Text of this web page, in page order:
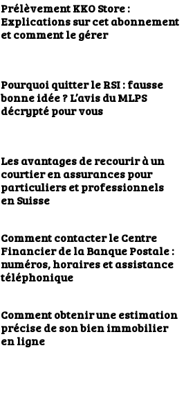
Prélèvement KKO Store :
Explications sur cet abonnement
et comment le gérer
Pourquoi quitter le RSI : fausse
bonne idée ? L’avis du MLPS
décrypté pour vous
Les avantages de recourir à un
courtier en assurances pour
particuliers et professionnels
en Suisse
Comment contacter le Centre
Financier de la Banque Postale :
numéros, horaires et assistance
téléphonique
Comment obtenir une estimation
précise de son bien immobilier
en ligne